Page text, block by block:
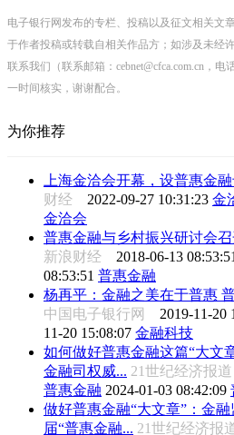
电子银行网发布的专栏、投稿以及征文相关文
于作者投稿或转载自相关作品方；如涉及未经
联系我们（联系邮箱：cebnet@cfca.com.cn，电
一时间核实，谢谢配合。
为你推荐
上海金洽会开幕，设普惠金
财经 2022-09-27 10:31:23 金
金洽会
普惠金融与乡村振兴研讨会
新浪财经 2018-06-13 08:53:51
08:53:51 普惠金融
杨再平：金融之美在于普惠
中国电子银行网 2019-11-20
11-20 15:08:07 金融科技
如何做好普惠金融这篇“大文
金融司权威... 21世纪经济报
普惠金融 2024-01-03 08:42:09
做好普惠金融“大文章”：金
届“普惠金融... 21世纪经济报